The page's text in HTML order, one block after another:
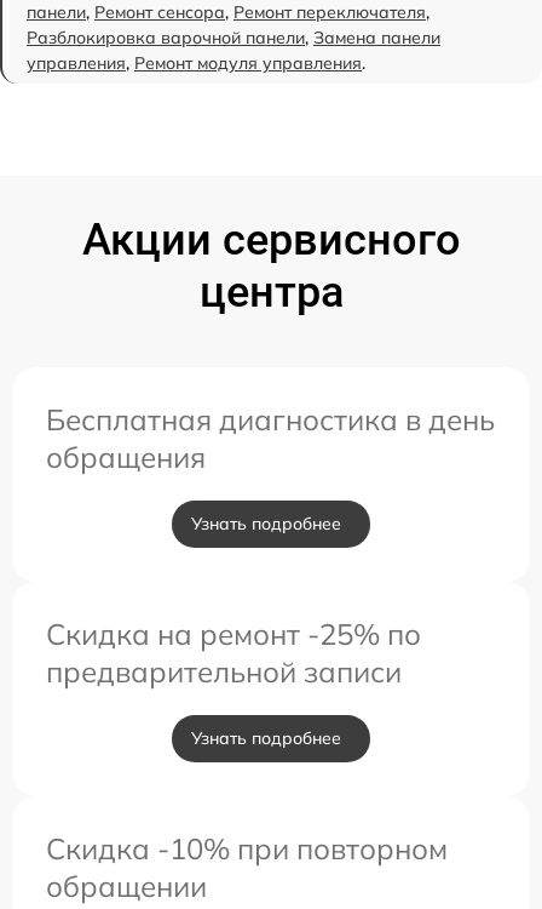
панели, Ремонт сенсора, Ремонт переключателя,
Разблокировка варочной панели, Замена панели
управления, Ремонт модуля управления.
Акции сервисного
центра
Бесплатная диагностика в день
обращения
Узнать подробнее
Скидка на ремонт -25% по
предварительной записи
Узнать подробнее
Скидка -10% при повторном
обращении